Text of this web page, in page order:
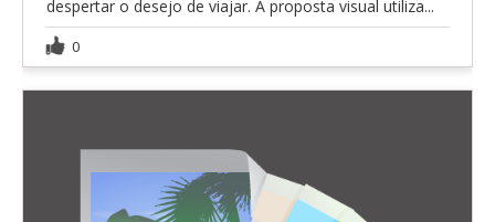
despertar o desejo de viajar. A proposta visual utiliza...
0